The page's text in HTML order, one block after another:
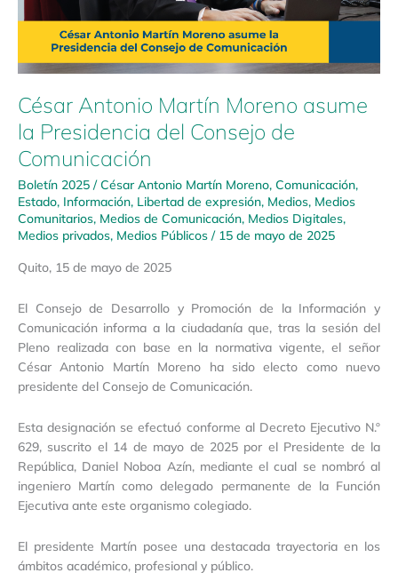
César Antonio Martín Moreno asume
la Presidencia del Consejo de
Comunicación
Boletín 2025 /César Antonio Martín Moreno, Comunicación,
Estado, Información, Libertad de expresión, Medios, Medios
Comunitarios, Medios de Comunicación, Medios Digitales,
Medios privados, Medios Públicos / 15 de mayo de 2025
Quito, 15 de mayo de 2025
El Consejo de Desarrollo y Promoción de la Información y
Comunicación informa a la ciudadanía que, tras la sesión del
Pleno realizada con base en la normativa vigente, el señor
César Antonio Martín Moreno ha sido electo como nuevo
presidente del Consejo de Comunicación.
Esta designación se efectuó conforme al Decreto Ejecutivo N.º
629, suscrito el 14 de mayo de 2025 por el Presidente de la
República, Daniel Noboa Azín, mediante el cual se nombró al
ingeniero Martín como delegado permanente de la Función
Ejecutiva ante este organismo colegiado.
El presidente Martín posee una destacada trayectoria en los
ámbitos académico, profesional y público.
Consejo
Comunicación